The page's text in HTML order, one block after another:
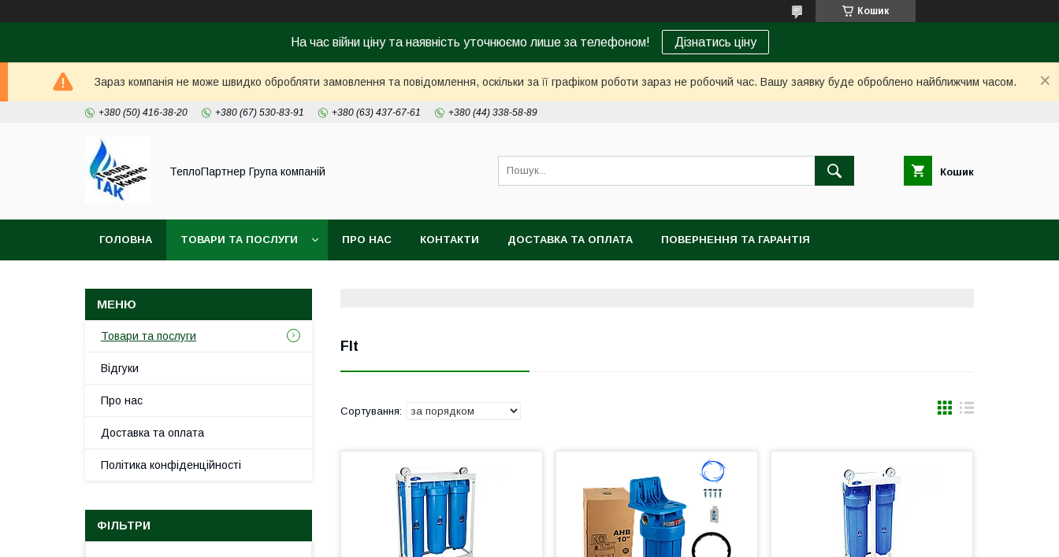
Кошик
На час війни ціну та наявність уточнюємо лише за телефоном! Дізнатись ціну
Зараз компанія не може швидко обробляти замовлення та повідомлення, оскільки за її графіком роботи зараз не робочий час. Вашу заявку буде оброблено найближчим часом.
+380 (50) 416-38-20 +380 (67) 530-83-91 +380 (63) 437-67-61 +380 (44) 338-58-89
ТеплоПартнер Група компаній Кошик
ГОЛОВНА ТОВАРИ ТА ПОСЛУГИ ПРО НАС КОНТАКТИ ДОСТАВКА ТА ОПЛАТА ПОВЕРНЕННЯ ТА ГАРАНТІЯ
Flt
Товари та послуги
Відгуки
Про нас
Доставка та оплата
Політика конфіденційності
ФІЛЬТРИ